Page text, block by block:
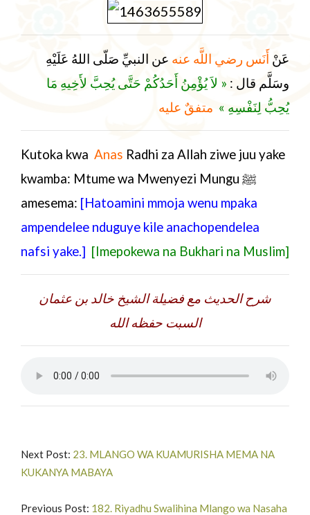
عَنْ أَنَس رضي اللَّه عنه عن النبيِّ صَلّى اللهُ عَلَيْهِ
وسَلَّم قال : « لاَ يُؤْمِنُ أَحَدُكُمْ حَتَّى يُحِبَّ لأَخِيهِ مَا
يُحِبُّ لِنَفْسِهِ » متفقٌ عليه
Kutoka kwa Anas Radhi za Allah ziwe juu yake
kwamba: Mtume wa Mwenyezi Mungu ﷺ
amesema: [Hatoamini mmoja wenu mpaka
ampendelee nduguye kile anachopendelea
nafsi yake.] [Imepokewa na Bukhari na Muslim]
شرح الحديث مع فضيلة الشيخ خالد بن عثمان
السبت حفظه الله
Next Post: 23. MLANGO WA KUAMURISHA MEMA NA
KUKANYA MABAYA
Previous Post: 182. Riyadhu Swalihina Mlango wa Nasaha